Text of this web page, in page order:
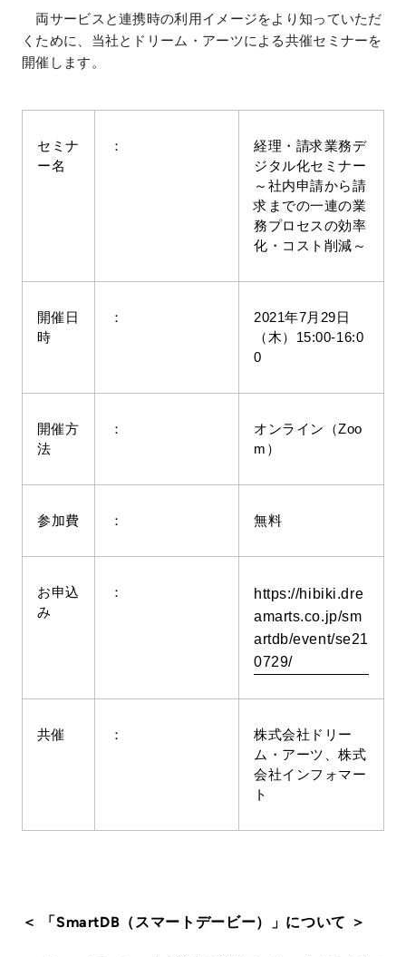
両サービスと連携時の利用イメージをより知っていただ
くために、当社とドリーム・アーツによる共催セミナーを
開催します。
セミナ
ー名
：
経理・請求業務デ
ジタル化セミナー
～社内申請から請
求までの一連の業
務プロセスの効率
化・コスト削減～
開催日
時
：
2021年7月29日
（木）15:00-16:0
0
開催方
法
：
オンライン（Zoo
m）
参加費 ： 無料
お申込
み
：
https://hibiki.dre
amarts.co.jp/sm
artdb/event/se21
0729/
共催 ：
株式会社ドリー
ム・アーツ、株式
会社インフォマー
ト
＜ 「SmartDB（スマートデービー）」について ＞